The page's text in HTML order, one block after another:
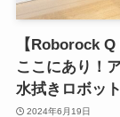
【Roborock
ここにあり！
水拭きロボッ
2024年6月19日